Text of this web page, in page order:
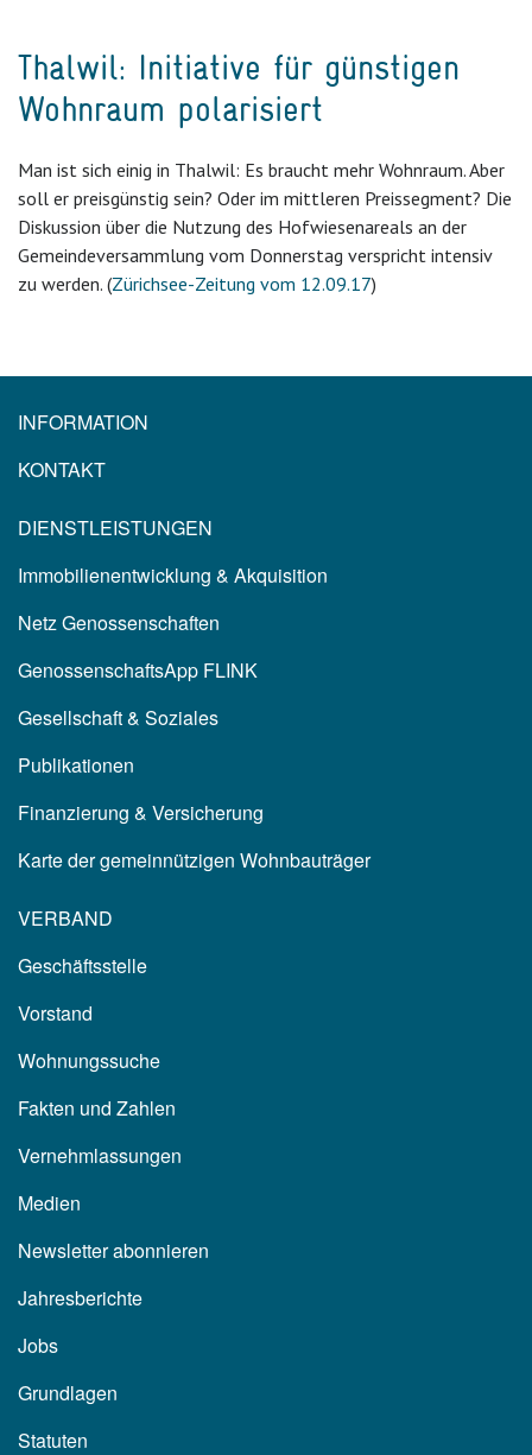
Thalwil: Initiative für günstigen
Wohnraum polarisiert
Man ist sich einig in Thalwil: Es braucht mehr Wohnraum. Aber
soll er preisgünstig sein? Oder im mittleren Preissegment? Die
Diskussion über die Nutzung des Hofwiesenareals an der
Gemeindeversammlung vom Donnerstag verspricht intensiv
zu werden. (Zürichsee-Zeitung vom 12.09.17)
INFORMATION
KONTAKT
DIENSTLEISTUNGEN
Immobilienentwicklung & Akquisition
Netz Genossenschaften
GenossenschaftsApp FLINK
Gesellschaft & Soziales
Publikationen
Finanzierung & Versicherung
Karte der gemeinnützigen Wohnbauträger
VERBAND
Geschäftsstelle
Vorstand
Wohnungssuche
Fakten und Zahlen
Vernehmlassungen
Medien
Newsletter abonnieren
Jahresberichte
Jobs
Grundlagen
Statuten